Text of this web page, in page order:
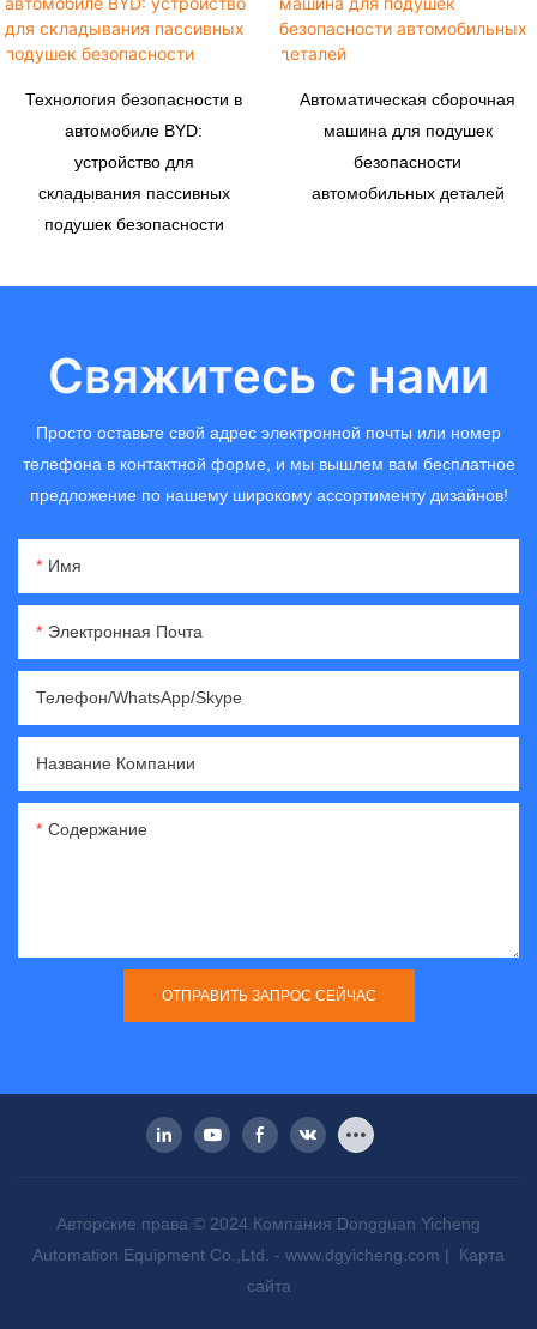
Технология безопасности в
автомобиле BYD:
устройство для
складывания пассивных
подушек безопасности
Автоматическая сборочная
машина для подушек
безопасности
автомобильных деталей
Свяжитесь с нами
Просто оставьте свой адрес электронной почты или номер
телефона в контактной форме, и мы вышлем вам бесплатное
предложение по нашему широкому ассортименту дизайнов!
Имя
Электронная Почта
Телефон/WhatsApp/Skype
Название Компании
Содержание
ОТПРАВИТЬ ЗАПРОС СЕЙЧАС
Авторские права © 2024 Компания Dongguan Yicheng
Automation Equipment Co.,Ltd. - www.dgyicheng.com |
Карта
сайта